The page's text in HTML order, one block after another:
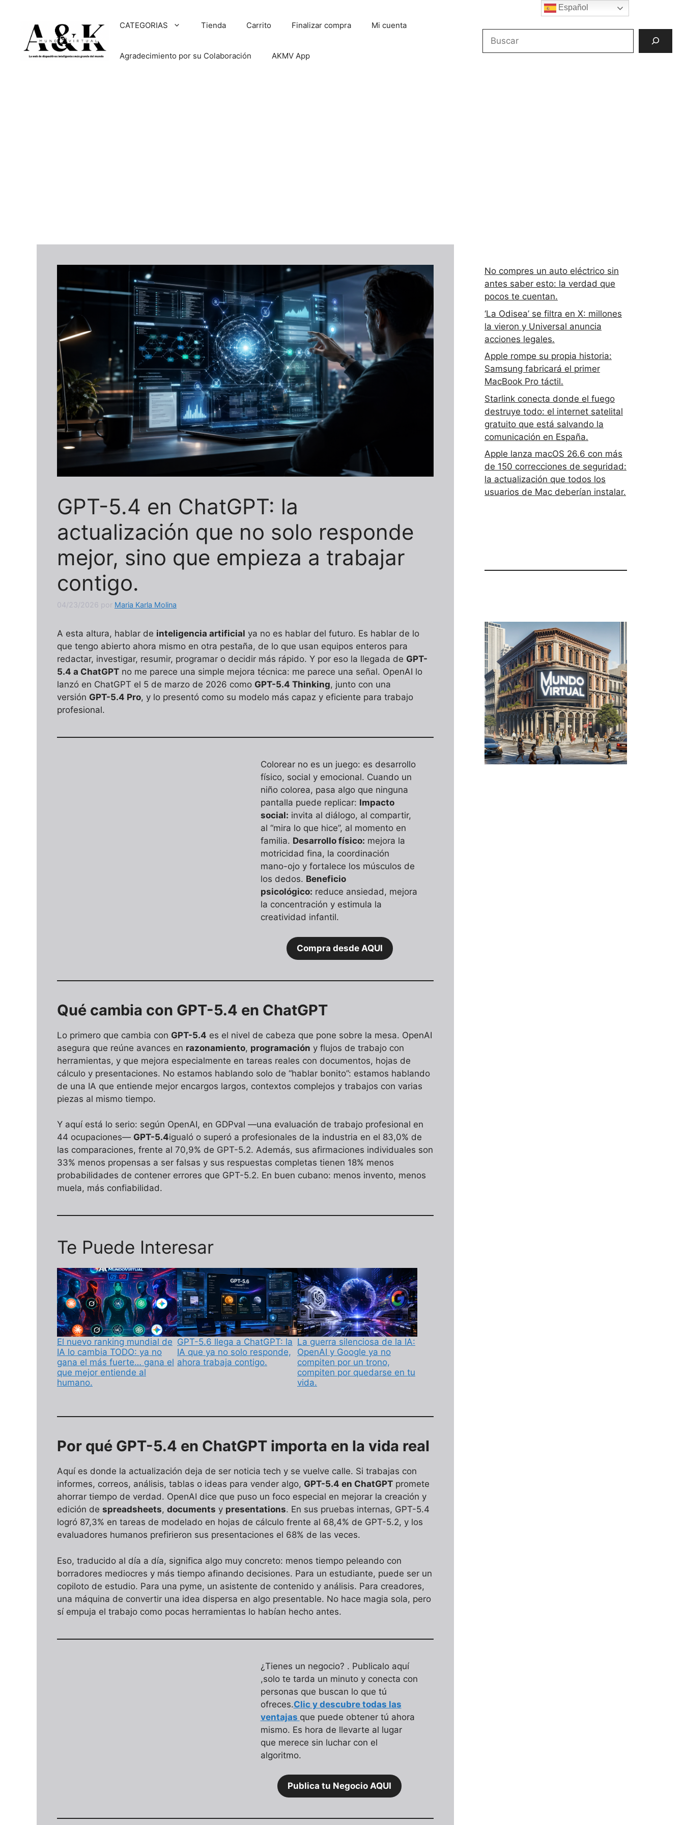
contenido
CATEGORIAS Tienda Carrito Finalizar compra Mi cuenta
Agradecimiento por su Colaboración AKMV App
GPT-5.4 en ChatGPT: la
actualización que no solo responde
mejor, sino que empieza a trabajar
contigo.
04/23/2026 por Maria Karla Molina
A esta altura, hablar de inteligencia artificial ya no es hablar del futuro. Es hablar de lo
que tengo abierto ahora mismo en otra pestaña, de lo que usan equipos enteros para
redactar, investigar, resumir, programar o decidir más rápido. Y por eso la llegada de GPT-
5.4 a ChatGPT no me parece una simple mejora técnica: me parece una señal. OpenAI lo
lanzó en ChatGPT el 5 de marzo de 2026 como GPT-5.4 Thinking, junto con una
versión GPT-5.4 Pro, y lo presentó como su modelo más capaz y eficiente para trabajo
profesional.
Colorear no es un juego: es desarrollo
físico, social y emocional. Cuando un
niño colorea, pasa algo que ninguna
pantalla puede replicar: Impacto
social: invita al diálogo, al compartir,
al “mira lo que hice”, al momento en
familia. Desarrollo físico: mejora la
motricidad fina, la coordinación
mano-ojo y fortalece los músculos de
los dedos. Beneficio
psicológico: reduce ansiedad, mejora
la concentración y estimula la
creatividad infantil.
Compra desde AQUI
Qué cambia con GPT-5.4 en ChatGPT
Lo primero que cambia con GPT-5.4 es el nivel de cabeza que pone sobre la mesa. OpenAI
asegura que reúne avances en razonamiento, programación y flujos de trabajo con
herramientas, y que mejora especialmente en tareas reales con documentos, hojas de
cálculo y presentaciones. No estamos hablando solo de “hablar bonito”: estamos hablando
de una IA que entiende mejor encargos largos, contextos complejos y trabajos con varias
piezas al mismo tiempo.
Y aquí está lo serio: según OpenAI, en GDPval —una evaluación de trabajo profesional en
44 ocupaciones— GPT-5.4igualó o superó a profesionales de la industria en el 83,0% de
las comparaciones, frente al 70,9% de GPT-5.2. Además, sus afirmaciones individuales son
33% menos propensas a ser falsas y sus respuestas completas tienen 18% menos
probabilidades de contener errores que GPT-5.2. En buen cubano: menos invento, menos
muela, más confiabilidad.
Te Puede Interesar
El nuevo ranking mundial de
IA lo cambia TODO: ya no
gana el más fuerte… gana el
que mejor entiende al
humano.
GPT-5.6 llega a ChatGPT: la
IA que ya no solo responde,
ahora trabaja contigo.
La guerra silenciosa de la IA:
OpenAI y Google ya no
compiten por un trono,
compiten por quedarse en tu
vida.
Por qué GPT-5.4 en ChatGPT importa en la vida real
Aquí es donde la actualización deja de ser noticia tech y se vuelve calle. Si trabajas con
informes, correos, análisis, tablas o ideas para vender algo, GPT-5.4 en ChatGPT promete
ahorrar tiempo de verdad. OpenAI dice que puso un foco especial en mejorar la creación y
edición de spreadsheets, documents y presentations. En sus pruebas internas, GPT-5.4
logró 87,3% en tareas de modelado en hojas de cálculo frente al 68,4% de GPT-5.2, y los
evaluadores humanos prefirieron sus presentaciones el 68% de las veces.
Eso, traducido al día a día, significa algo muy concreto: menos tiempo peleando con
borradores mediocres y más tiempo afinando decisiones. Para un estudiante, puede ser un
copiloto de estudio. Para una pyme, un asistente de contenido y análisis. Para creadores,
una máquina de convertir una idea dispersa en algo presentable. No hace magia sola, pero
sí empuja el trabajo como pocas herramientas lo habían hecho antes.
¿Tienes un negocio? . Publicalo aquí
,solo te tarda un minuto y conecta con
personas que buscan lo que tú
ofreces.Clic y descubre todas las
ventajas que puede obtener tú ahora
mismo. Es hora de llevarte al lugar
que merece sin luchar con el
algoritmo.
Publica tu Negocio AQUI
No compres un auto eléctrico sin
antes saber esto: la verdad que
pocos te cuentan.
‘La Odisea’ se filtra en X: millones
la vieron y Universal anuncia
acciones legales.
Apple rompe su propia historia:
Samsung fabricará el primer
MacBook Pro táctil.
Starlink conecta donde el fuego
destruye todo: el internet satelital
gratuito que está salvando la
comunicación en España.
Apple lanza macOS 26.6 con más
de 150 correcciones de seguridad:
la actualización que todos los
usuarios de Mac deberían instalar.
Español